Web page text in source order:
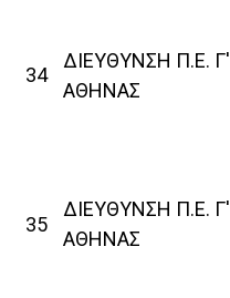
34
ΔΙΕΥΘΥΝΣΗ Π.Ε. Γ'
ΑΘΗΝΑΣ
35
ΔΙΕΥΘΥΝΣΗ Π.Ε. Γ'
ΑΘΗΝΑΣ